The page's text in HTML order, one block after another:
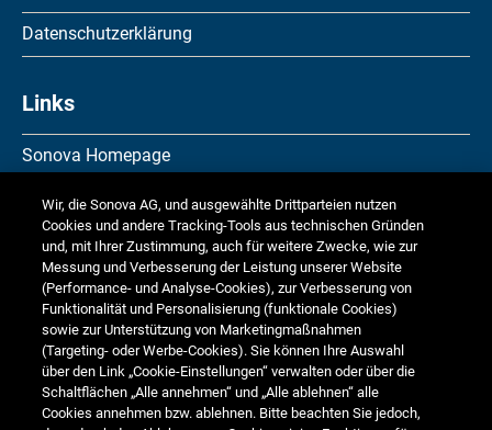
Datenschutzerklärung
Links
Sonova Homepage
Investor Relations
Media Relations
Corporate Responsibility
Jobs & Karriere
Weitere Finanzberichte
Finanzkalender
Wir, die Sonova AG, und ausgewählte Drittparteien nutzen
Cookies und andere Tracking-Tools aus technischen Gründen
und, mit Ihrer Zustimmung, auch für weitere Zwecke, wie zur
Messung und Verbesserung der Leistung unserer Website
(Performance- und Analyse-Cookies), zur Verbesserung von
Funktionalität und Personalisierung (funktionale Cookies)
sowie zur Unterstützung von Marketingmaßnahmen
(Targeting- oder Werbe-Cookies). Sie können Ihre Auswahl
über den Link „Cookie-Einstellungen“ verwalten oder über die
Schaltflächen „Alle annehmen“ und „Alle ablehnen“ alle
Cookies annehmen bzw. ablehnen. Bitte beachten Sie jedoch,